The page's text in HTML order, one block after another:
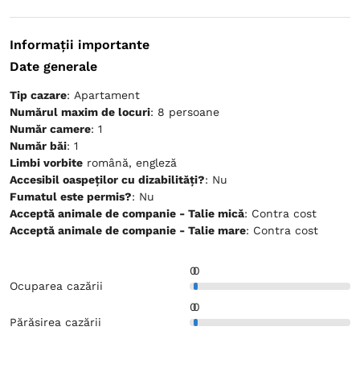
Informații importante
Date generale
Tip cazare: Apartament
Numărul maxim de locuri: 8 persoane
Număr camere: 1
Număr băi: 1
Limbi vorbite română, engleză
Accesibil oaspeților cu dizabilități?
: Nu
Fumatul este permis?
: Nu
Acceptă animale de companie - Talie mică
: Contra cost
Acceptă animale de companie - Talie mare
: Contra cost
Ocuparea cazării
00
Părăsirea cazării
00